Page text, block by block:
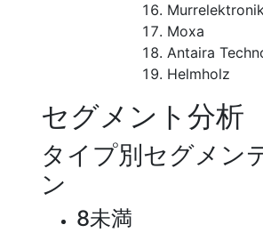
Moxa
Antaira
Helmholz
セグメント分析
タイプ別セグメン
ン
8未満